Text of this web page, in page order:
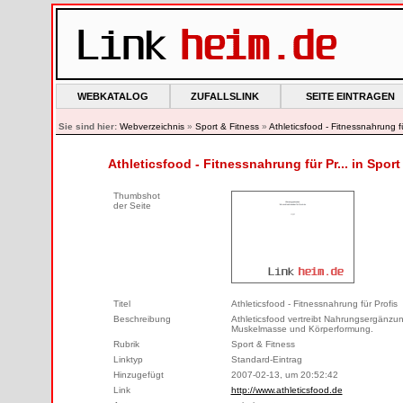
WEBKATALOG ZUFALLSLINK SEITE EINTRAGEN
Sie sind hier: Webverzeichnis» Sport & Fitness» Athleticsfood - Fitnessnahrung
Athleticsfood - Fitnessnahrung für Pr... in
Thumbshot
der Seite
Titel
Athleticsfood - Fitnessnahrung für Profis
Beschreibung
Athleticsfood vertreibt
Muskelmasse und Körperformung.
Rubrik
Sport & Fitness
Linktyp
Standard-Eintrag
Hinzugefügt
2007-02-13, um 20:52:42
Link
http://www.athleticsfood.de